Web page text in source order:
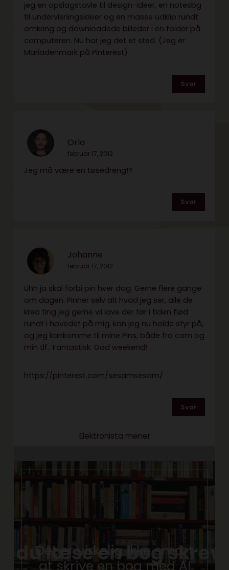
jeg en opslagstavle til design-ideer, en notesbg
til undervisningsideer og en masse udklip rundt
omkring og downloadede billeder i en folder på
computeren. Nu har jeg det et sted. (Jeg er
Mariadenmark på Pinterest)
Svar
Orla
februar 17, 2012
Jeg må være en tøsedreng!?
Svar
Johanne
februar 17, 2012
Uhh ja skal forbi pin hver dag. Gerne flere gange
om dagen. Pinner selv alt hvad jeg ser, alle de
krea ting jeg gerne vil lave der før i tiden flød
rundt i hovedet på mig, kan jeg nu holde styr på,
og jeg kankomme til mine Pins, både fra com og
min tlf.. Fantastisk. God weekend!
https://pinterest.com/sesamsesam/
Svar
Elektronista mener
Det er virkelig ikke smart
at skrive en bog med AI